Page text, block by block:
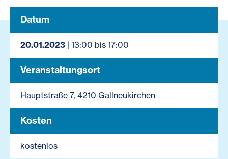
Datum
20.01.2023 | 13:00 bis 17:00
Veranstaltungsort
Hauptstraße 7, 4210 Gallneukirchen
Kosten
kostenlos